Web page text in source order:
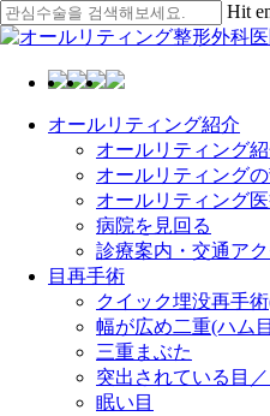
Skip
to
main
content
Hit
Close
Menu
オールリティング紹介
オールリティング
オールリティング
オールリティング医
病院を見回る
診療案内・交通ア
目再手術
クイック埋没再手
幅が広め二重(ハム
三重まぶた
突出されている目
眠い目